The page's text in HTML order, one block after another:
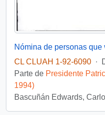
CL CLUAH 1-92-6090 ·
Parte de Presidente
1994)
Bascuñán Edwards,